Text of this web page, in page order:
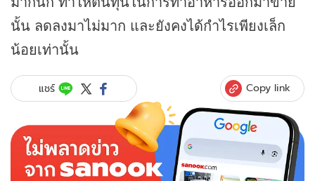
นั้น ลดลงมาไม่มาก และยังคงได้กำไรเพียงเล็ก
น้อยเท่านั้น
แชร์ Copy link